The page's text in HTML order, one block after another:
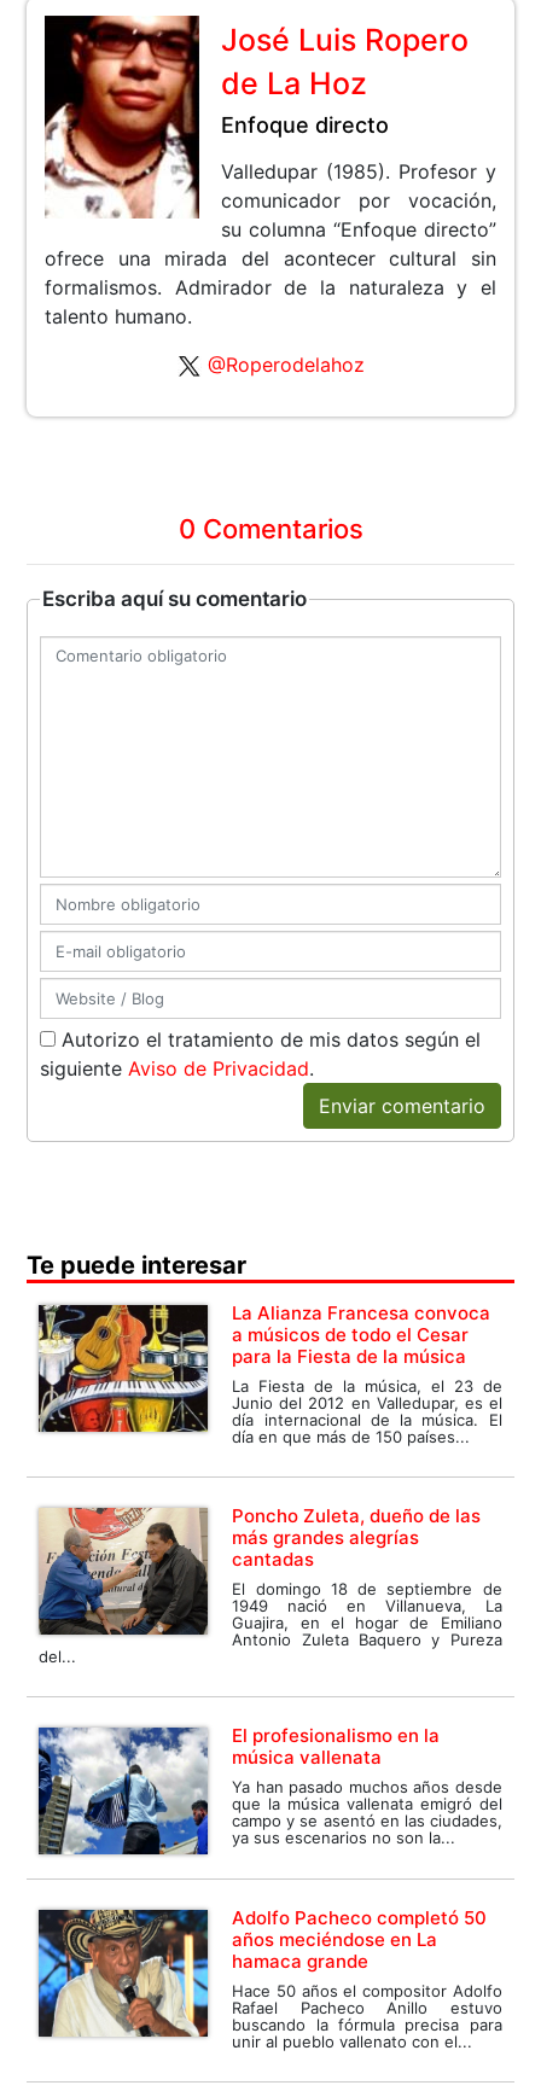
José Luis Ropero
de La Hoz
Enfoque directo
Valledupar (1985). Profesor y
comunicador por vocación,
su columna “Enfoque directo”
ofrece una mirada del acontecer cultural sin
formalismos. Admirador de la naturaleza y el
talento humano.
@Roperodelahoz
0 Comentarios
Escriba aquí su comentario
Autorizo el tratamiento de mis datos según el
siguiente Aviso de Privacidad.
Enviar comentario
Te puede interesar
La Alianza Francesa convoca
a músicos de todo el Cesar
para la Fiesta de la música
La Fiesta de la música, el 23 de
Junio del 2012 en Valledupar, es el
día internacional de la música. El
día en que más de 150 países...
Poncho Zuleta, dueño de las
más grandes alegrías
cantadas
El domingo 18 de septiembre de
1949 nació en Villanueva, La
Guajira, en el hogar de Emiliano
Antonio Zuleta Baquero y Pureza
del...
El profesionalismo en la
música vallenata
Ya han pasado muchos años desde
que la música vallenata emigró del
campo y se asentó en las ciudades,
ya sus escenarios no son la...
Adolfo Pacheco completó 50
años meciéndose en La
hamaca grande
Hace 50 años el compositor Adolfo
Rafael Pacheco Anillo estuvo
buscando la fórmula precisa para
unir al pueblo vallenato con el...